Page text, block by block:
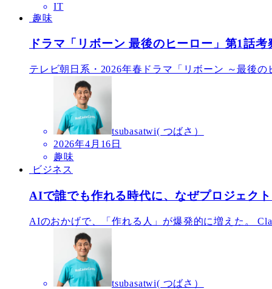
IT
趣味
ドラマ「リボーン 最後のヒーロー」第1話
テレビ朝日系・2026年春ドラマ「リボーン ～最後
tsubasatwi( つばさ）
2026年4月16日
趣味
ビジネス
AIで誰でも作れる時代に、なぜプロジェク
AIのおかげで、「作れる人」が爆発的に増えた。
tsubasatwi( つばさ）